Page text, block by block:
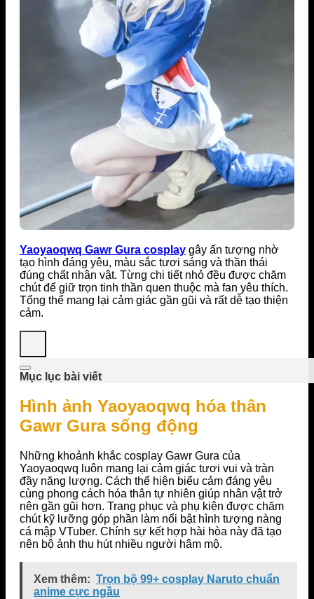
Yaoyaoqwq Gawr Gura cosplay gây ấn tượng nhờ
tạo hình đáng yêu, màu sắc tươi sáng và thần thái
đúng chất nhân vật. Từng chi tiết nhỏ đều được chăm
chút để giữ trọn tinh thần quen thuộc mà fan yêu thích.
Tổng thể mang lại cảm giác gần gũi và rất dễ tạo thiện
cảm.
Mục lục bài viết
Hình ảnh Yaoyaoqwq hóa thân
Gawr Gura sống động
Những khoảnh khắc cosplay Gawr Gura của
Yaoyaoqwq luôn mang lại cảm giác tươi vui và tràn
đầy năng lượng. Cách thể hiện biểu cảm đáng yêu
cùng phong cách hóa thân tự nhiên giúp nhân vật trở
nên gần gũi hơn. Trang phục và phụ kiện được chăm
chút kỹ lưỡng góp phần làm nổi bật hình tượng nàng
cá mập VTuber. Chính sự kết hợp hài hòa này đã tạo
nên bộ ảnh thu hút nhiều người hâm mộ.
Xem thêm: Trọn bộ 99+ cosplay Naruto chuẩn
anime cực ngầu